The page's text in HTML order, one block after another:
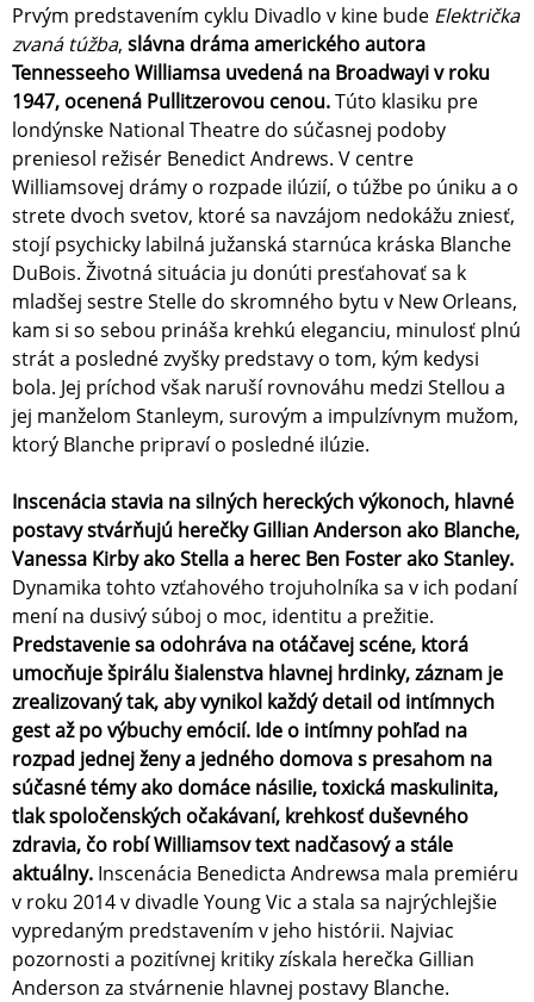
Prvým predstavením cyklu Divadlo v kine bude Električka
zvaná túžba, slávna dráma amerického autora
Tennesseeho Williamsa uvedená na Broadwayi v roku
1947, ocenená Pullitzerovou cenou.Túto klasiku pre
londýnske National Theatre do súčasnej podoby
preniesol režisér Benedict Andrews. V centre
Williamsovej drámy o rozpade ilúzií, o túžbe po úniku a o
strete dvoch svetov, ktoré sa navzájom nedokážu zniesť,
stojí psychicky labilná južanská starnúca kráska Blanche
DuBois. Životná situácia ju donúti presťahovať sa k
mladšej sestre Stelle do skromného bytu v New Orleans,
kam si so sebou prináša krehkú eleganciu, minulosť plnú
strát a posledné zvyšky predstavy o tom, kým kedysi
bola. Jej príchod však naruší rovnováhu medzi Stellou a
jej manželom Stanleym, surovým a impulzívnym mužom,
ktorý Blanche pripraví o posledné ilúzie.
Inscenácia stavia na silných hereckých výkonoch, hlavné
postavy stvárňujú herečky Gillian Anderson ako Blanche,
Vanessa Kirby ako Stella a herec Ben Foster ako Stanley.
Dynamika tohto vzťahového trojuholníka sa v ich podaní
mení na dusivý súboj o moc, identitu a prežitie.
Predstavenie sa odohráva na otáčavej scéne, ktorá
umocňuje špirálu šialenstva hlavnej hrdinky, záznam je
zrealizovaný tak, aby vynikol každý detail od intímnych
gest až po výbuchy emócií. Ide o intímny pohľad na
rozpad jednej ženy a jedného domova s presahom na
súčasné témy ako domáce násilie, toxická maskulinita,
tlak spoločenských očakávaní, krehkosť duševného
zdravia, čo robí Williamsov text nadčasový a stále
aktuálny. Inscenácia Benedicta Andrewsa mala premiéru
v roku 2014 v divadle Young Vic a stala sa najrýchlejšie
vypredaným predstavením v jeho histórii. Najviac
pozornosti a pozitívnej kritiky získala herečka Gillian
Anderson za stvárnenie hlavnej postavy Blanche.